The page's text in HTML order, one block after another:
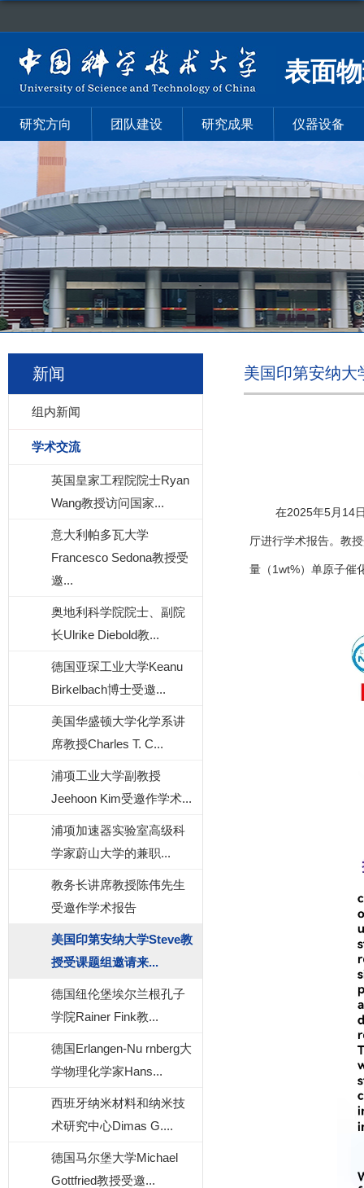
表面
研究方向 团队建设 研究成果 仪器设备
新闻
组内新闻
学术交流
英国皇家工程院院士Ryan
Wang教授访问国家...
意大利帕多瓦大学
Francesco Sedona教授受
邀...
奥地利科学院院士、副院
长Ulrike Diebold教...
德国亚琛工业大学Keanu
Birkelbach博士受邀...
美国华盛顿大学化学系讲
席教授Charles T. C...
浦项工业大学副教授
Jeehoon Kim受邀作学术...
浦项加速器实验室高级科
学家蔚山大学的兼职...
教务长讲席教授陈伟先生
受邀作学术报告
美国印第安纳大学Steve教
授受课题组邀请来...
德国纽伦堡埃尔兰根孔子
学院Rainer Fink教...
德国Erlangen-Nu rnberg大
学物理化学家Hans...
西班牙纳米材料和纳米技
术研究中心Dimas G....
德国马尔堡大学Michael
Gottfried教授受邀...
美国印第安纳大
在2025年5月 14
厅进行学术报告。教
量（1wt%）单原子催